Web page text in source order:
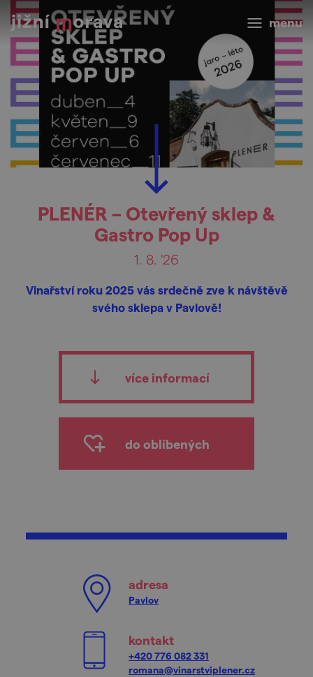
menu
PLENÉR – Otevřený sklep &
Gastro Pop Up
1. 8. '26
Vinařství roku 2025 vás srdečně zve k návštěvě
svého sklepa v Pavlově!
více informací
do oblíbených
adresa
Pavlov
kontakt
+420 776 082 331
romana@vinarstviplener.cz